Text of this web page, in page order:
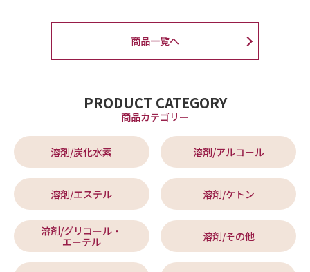
商品一覧へ
PRODUCT CATEGORY
商品カテゴリー
溶剤/炭化水素 溶剤/アルコール
溶剤/エステル 溶剤/ケトン
溶剤/グリコール・
エーテル
溶剤/その他